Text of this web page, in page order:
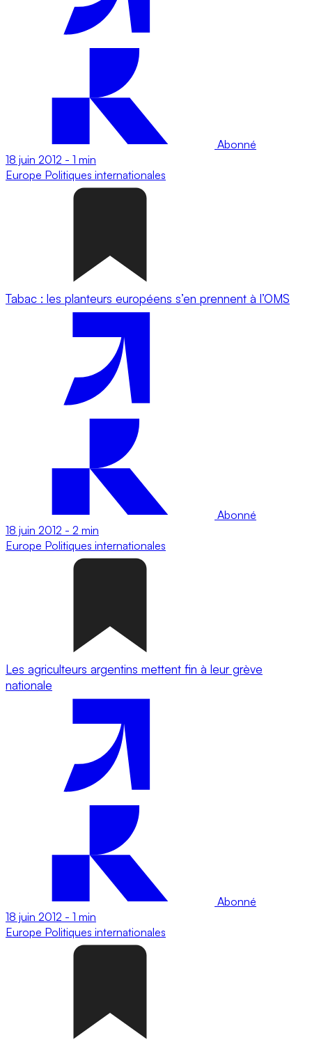
Abonné
18 juin 2012 - 1 min
Europe Politiques internationales
Tabac : les planteurs européens s’en prennent à l’OMS
Abonné
18 juin 2012 - 2 min
Europe Politiques internationales
Les agriculteurs argentins mettent fin à leur grève
nationale
Abonné
18 juin 2012 - 1 min
Europe Politiques internationales